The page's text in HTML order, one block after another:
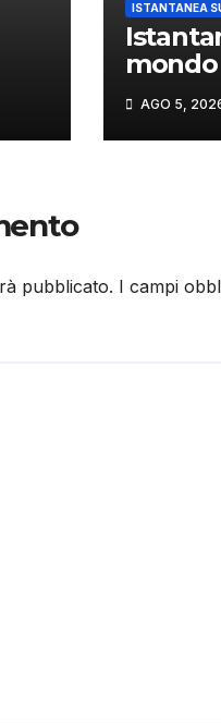
ISTANTANEA
mondo
AGO 5,
pubblicato. I campi